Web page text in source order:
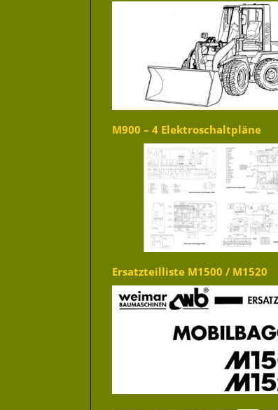
M900 – 4 Elektroschaltpläne
Ersatzteilliste M1500 / M1520